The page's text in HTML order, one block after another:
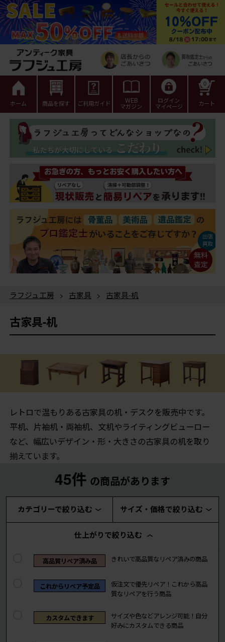
ホーム 商品を探す ご利用ガイド WEB
マガジン
ログイン
マイページ カート
0
ラフジュ工房 > 古家具 > 古家具-机
古家具-机
レトロで温もりある古家具の机・デスクを販売中です。
平机、片袖机・両袖机、文机やライティングビューロー
など、幅広いデザイン・形・大きさの古家具の机を取り
揃えています。
45件 の商品があります
カテゴリーで絞り込む サイズ・価格で絞り込む
仕上がりで絞り込む
高品質リペア済み品 きれいで高品質なリペア済みの商品
これからリペア予定品
仮注文で優先リペア！これから高品
質なリペアを行う商品
カスタムできます
サイズや色などアレンジ可能！自分
好みにカスタムできる商品